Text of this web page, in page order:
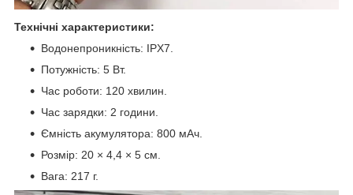
Технічні характеристики:
Водонепроникність: IPX7.
Потужність: 5 Вт.
Час роботи: 120 хвилин.
Час зарядки: 2 години.
Ємність акумулятора: 800 мАч.
Розмір: 20 × 4,4 × 5 см.
Вага: 217 г.